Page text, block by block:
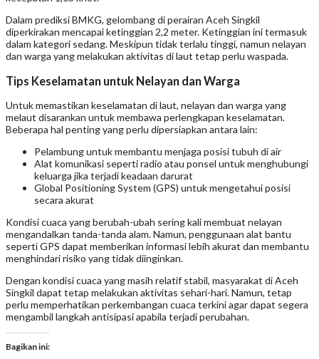
Dalam prediksi BMKG, gelombang di perairan Aceh Singkil
diperkirakan mencapai ketinggian 2,2 meter. Ketinggian ini termasuk
dalam kategori sedang. Meskipun tidak terlalu tinggi, namun nelayan
dan warga yang melakukan aktivitas di laut tetap perlu waspada.
Tips Keselamatan untuk Nelayan dan Warga
Untuk memastikan keselamatan di laut, nelayan dan warga yang
melaut disarankan untuk membawa perlengkapan keselamatan.
Beberapa hal penting yang perlu dipersiapkan antara lain:
Pelambung untuk membantu menjaga posisi tubuh di air
Alat komunikasi seperti radio atau ponsel untuk menghubungi
keluarga jika terjadi keadaan darurat
Global Positioning System (GPS) untuk mengetahui posisi
secara akurat
Kondisi cuaca yang berubah-ubah sering kali membuat nelayan
mengandalkan tanda-tanda alam. Namun, penggunaan alat bantu
seperti GPS dapat memberikan informasi lebih akurat dan membantu
menghindari risiko yang tidak diinginkan.
Dengan kondisi cuaca yang masih relatif stabil, masyarakat di Aceh
Singkil dapat tetap melakukan aktivitas sehari-hari. Namun, tetap
perlu memperhatikan perkembangan cuaca terkini agar dapat segera
mengambil langkah antisipasi apabila terjadi perubahan.
Bagikan ini: